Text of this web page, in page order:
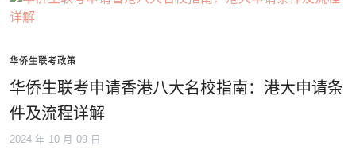
华侨生联考政策
华侨生联考申请香港八大名校指南：港大申请条
件及流程详解
2024 年 10 月 09 日